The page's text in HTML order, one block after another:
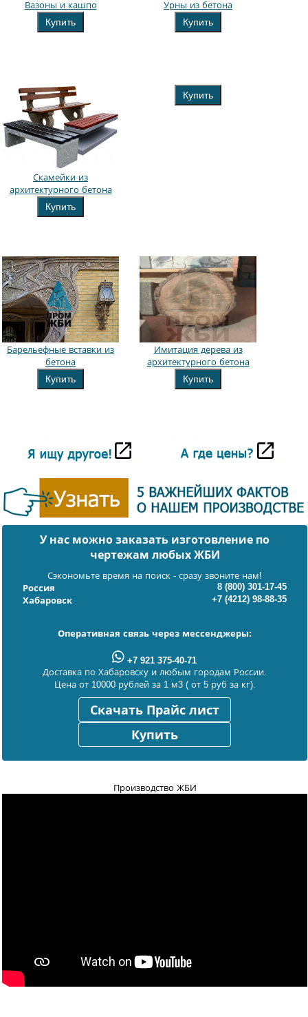
Вазоны и кашпо
Купить
Урны из бетона
Купить
Скамейки из
архитектурного бетона
Купить
Купить
Барельефные вставки из
бетона
Купить
Имитация дерева из
архитектурного бетона
Купить
У нас можно заказать изготовление по
чертежам любых ЖБИ
Сэкономьте время на поиск - сразу звоните нам!
Россия
8 (800) 301-17-45
Хабаровск
+7 (4212) 98-88-35
Оперативная связь через мессенджеры:
+7 921 375-40-71
Доставка по Хабаровску и любым городам России.
Цена от 10000 рублей за 1 м3 ( от 5 руб за кг).
Скачать Прайс лист
Купить
Производство ЖБИ